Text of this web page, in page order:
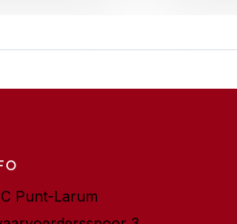
Punt-Larum